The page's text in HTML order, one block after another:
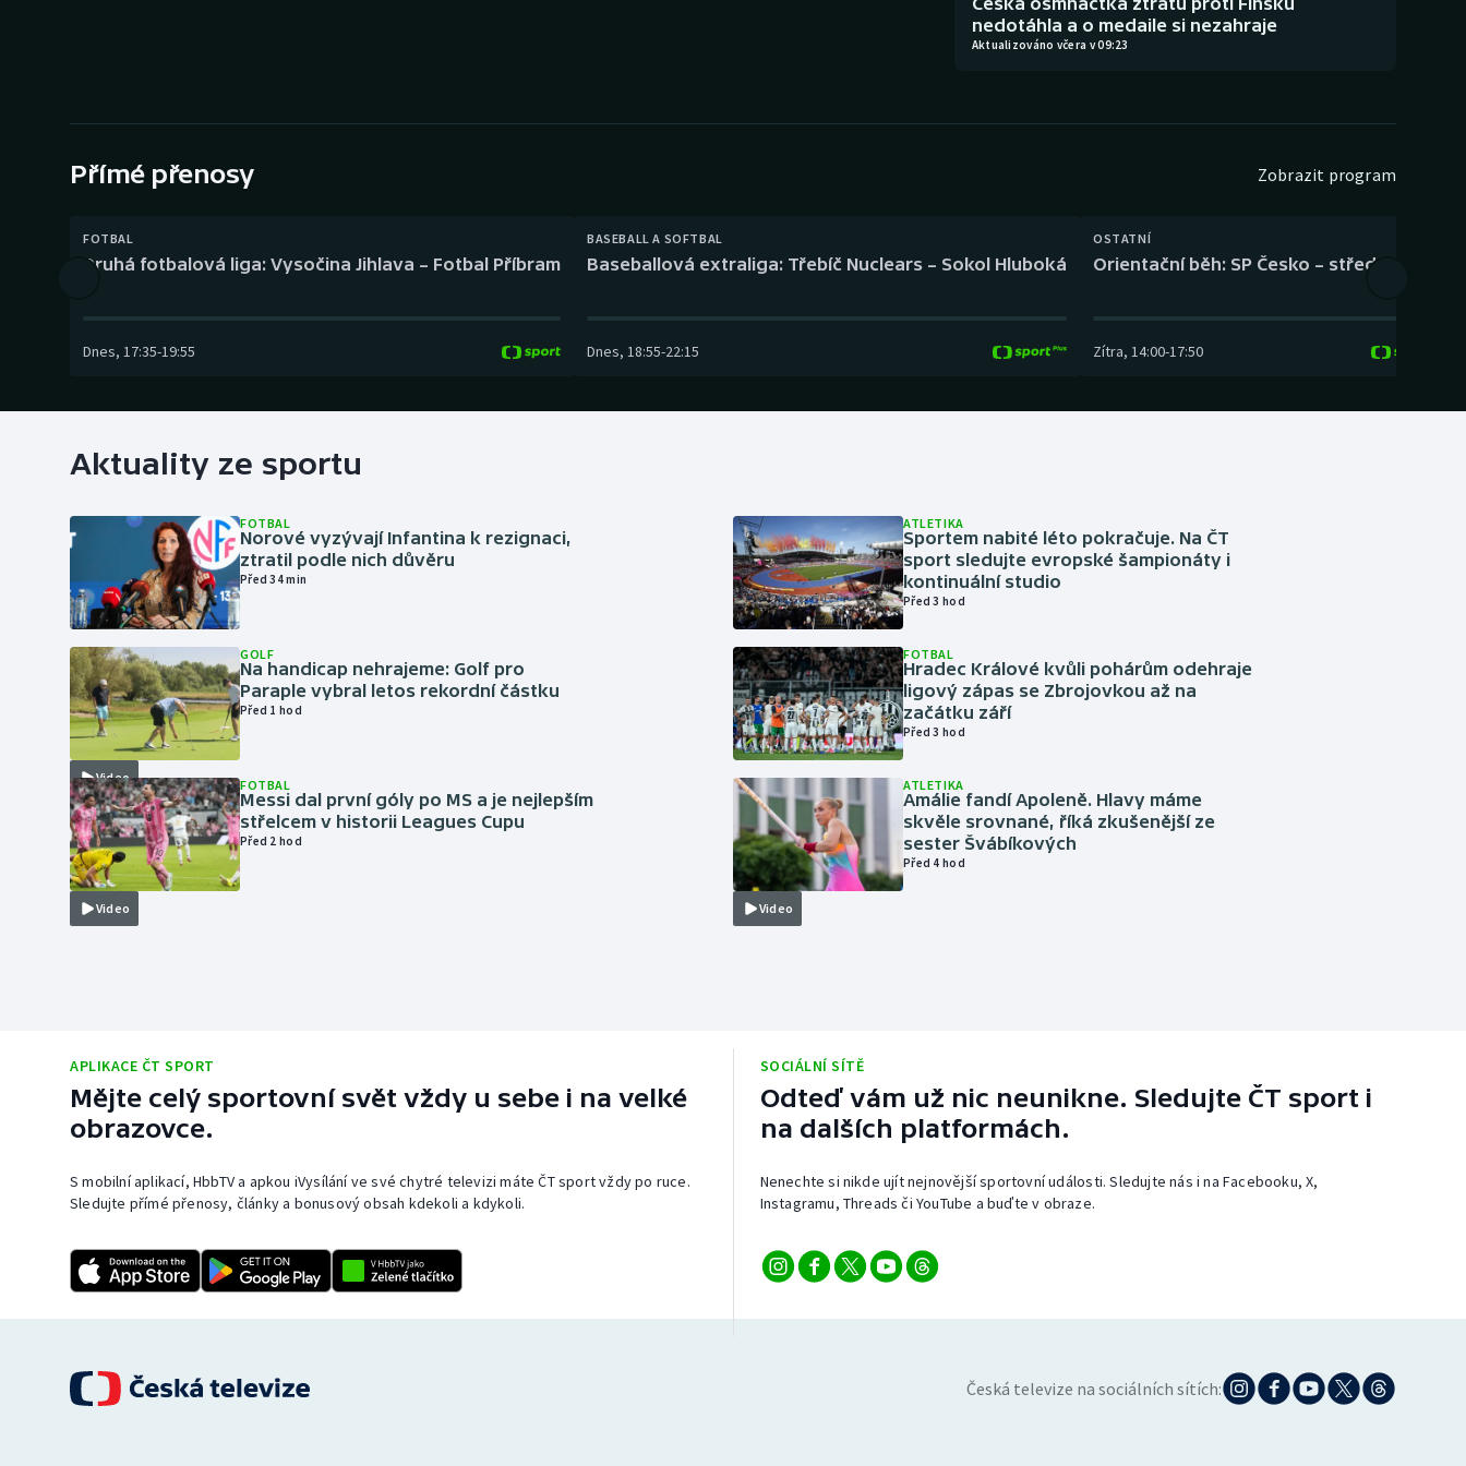
Gymnastika Plážový volejbal
nedotáhla a o medaile si nezahraje
Aktualizováno včera v 09:23
Přímé přenosy Zobrazit program
FOTBAL
Druhá fotbalová liga: Vysočina Jihlava – Fotbal Příbram
Dnes, 17:35-19:55
BASEBALL A SOFTBAL
Baseballová extraliga: Třebíč Nuclears – Sokol Hluboká
Dnes, 18:55-22:15
OSTATNÍ
Orientační běh: SP Česko – střední trať
Zítra, 14:00-17:50
Aktuality ze sportu
FOTBAL
Norové vyzývají Infantina k rezignaci,
ztratil podle nich důvěru
Před 34 min
Video
GOLF
Na handicap nehrajeme: Golf pro
Paraple vybral letos rekordní částku
Před 1 hod
Video
FOTBAL
Messi dal první góly po MS a je nejlepším
střelcem v historii Leagues Cupu
Před 2 hod
ATLETIKA
Sportem nabité léto pokračuje. Na ČT
sport sledujte evropské šampionáty i
kontinuální studio
Před 3 hod
FOTBAL
Hradec Králové kvůli pohárům odehraje
ligový zápas se Zbrojovkou až na
začátku září
Před 3 hod
Video
ATLETIKA
Amálie fandí Apoleně. Hlavy máme
skvěle srovnané, říká zkušenější ze
sester Švábíkových
Před 4 hod
APLIKACE ČT SPORT
Mějte celý sportovní svět vždy u sebe i na velké
obrazovce.
S mobilní aplikací, HbbTV a apkou iVysílání ve své chytré televizi máte ČT sport vždy po ruce.
Sledujte přímé přenosy, články a bonusový obsah kdekoli a kdykoli.
SOCIÁLNÍ SÍTĚ
Odteď vám už nic neunikne. Sledujte ČT sport i
na dalších platformách.
Nenechte si nikde ujít nejnovější sportovní události. Sledujte nás i na Facebooku, X,
Instagramu, Threads či YouTube a buďte v obraze.
Česká televize na sociálních sítích: